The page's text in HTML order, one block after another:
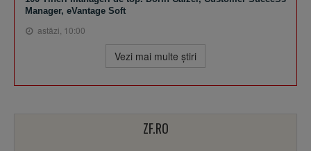
Manager, eVantage Soft
astăzi, 10:00
Vezi mai multe ştiri
ZF.RO